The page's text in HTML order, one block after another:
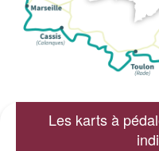
Les karts à